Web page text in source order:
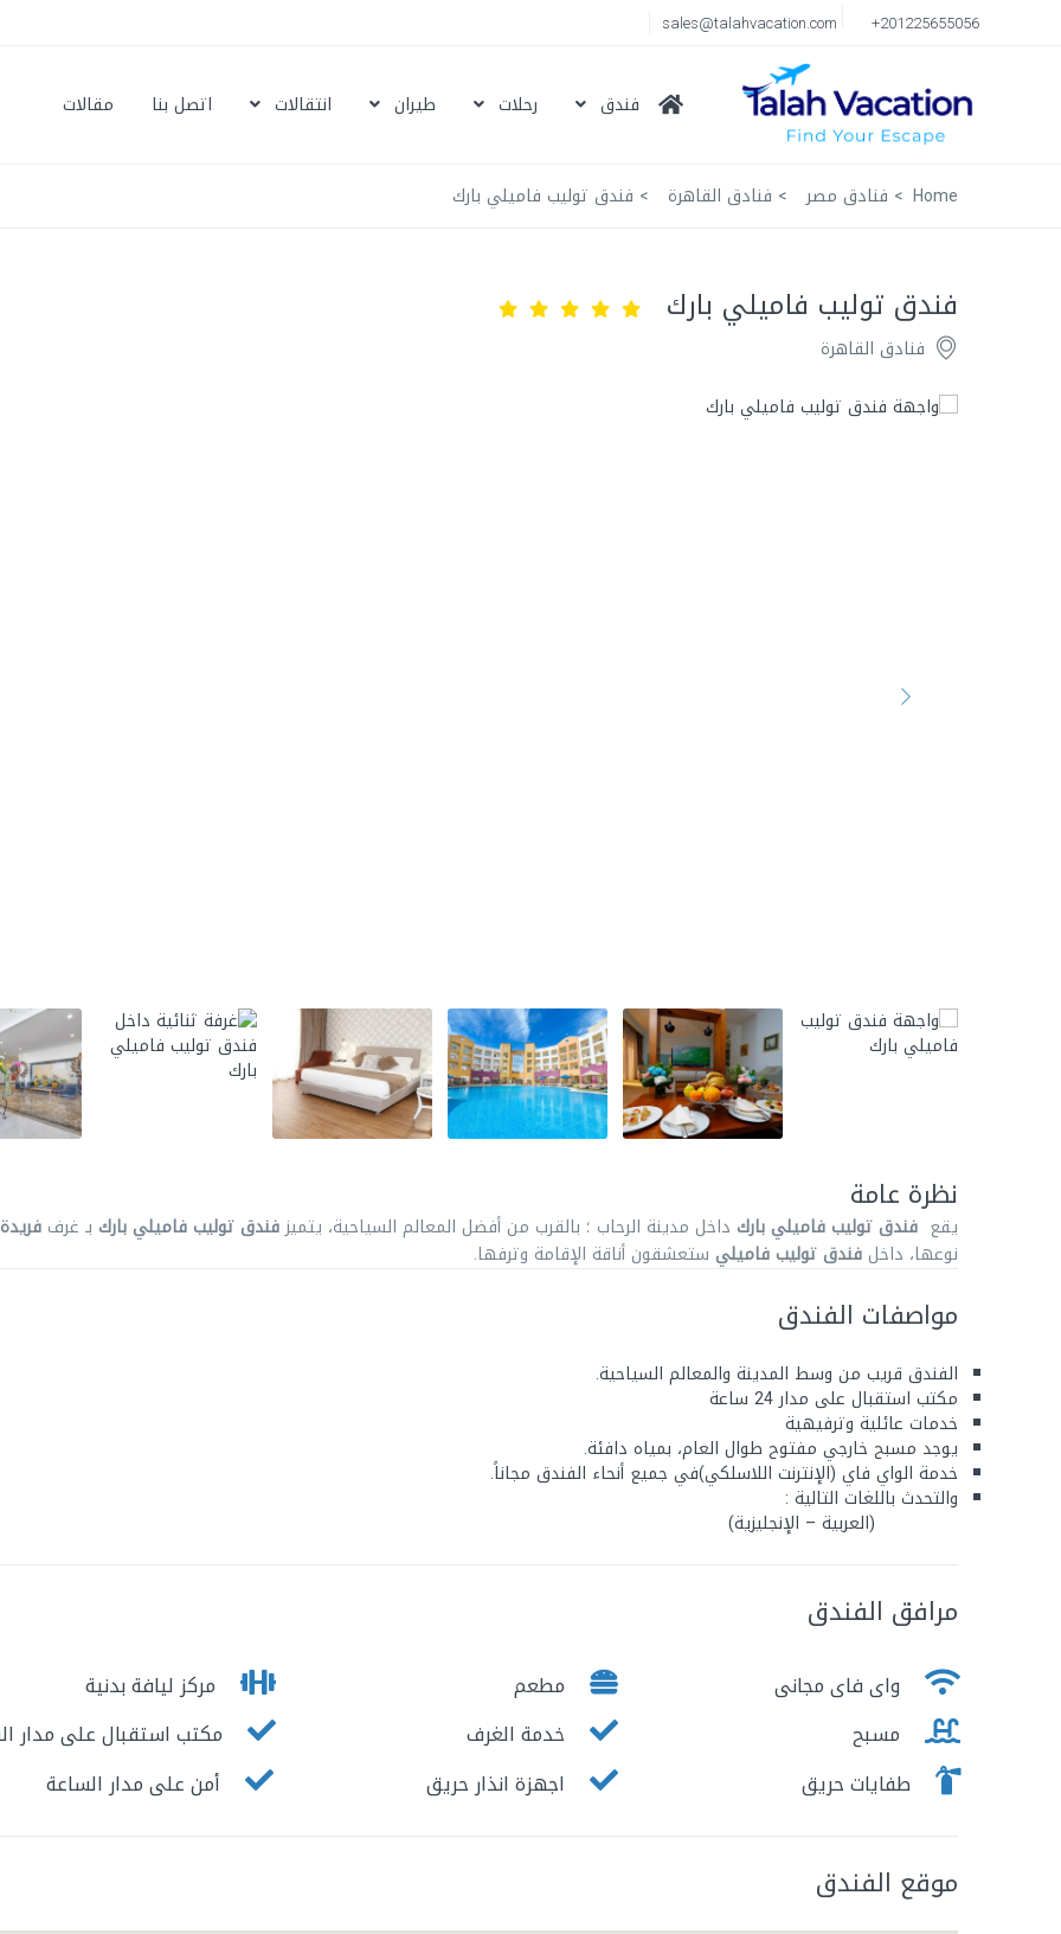
+201225655056
sales@talahvacation.com
فندق رحلات طيران انتقالات اتصل بنا مقالات
Home فنادق مصر فنادق القاهرة فندق توليب فاميلي بارك
فندق توليب فاميلي بارك
فنادق القاهرة
نظرة عامة
يقع فندقتوليب فاميلي بارك داخل مدينة الرحاب ؛ بالقرب من أفضل المعالم السياحية، يتميزفندقتوليب فاميلي بارك بـ غرف فريدة
نوعها، داخلفندقتوليب فاميلي ستعشقون أناقة الإقامة وترفها.
مواصفات الفندق
الفندق قريب من وسط المدينة والمعالم السياحية.
مكتب استقبال على مدار 24 ساعة
خدمات عائلية وترفيهية
يوجد مسبح خارجي مفتوح طوال العام، بمياه دافئة.
خدمة الواي فاي (الإنترنت اللاسلكي)في جميع أنحاء الفندق مجاناً.
والتحدث باللغات التالية :
(العربية – الإنجليزية)
مرافق الفندق
واى فاى مجانى مطعم
مركز ليافة بدنية
مسبح
خدمة الغرف
مكتب استقبال على مدار
طفايات حريق
اجهزة انذار حريق أمن على مدار الساعة
موقع الفندق